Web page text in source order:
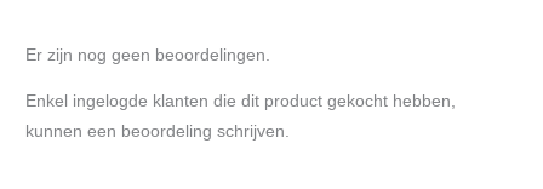
Er zijn nog geen beoordelingen.
Enkel ingelogde klanten die dit product gekocht hebben,
kunnen een beoordeling schrijven.